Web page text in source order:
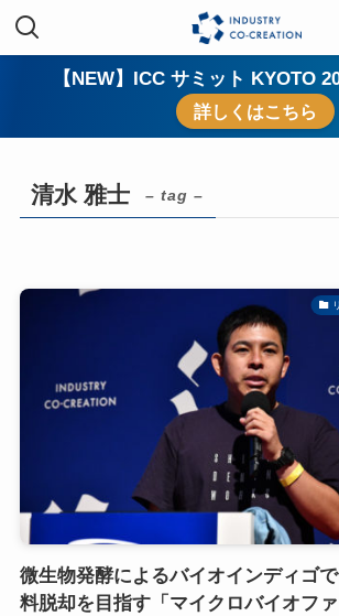
【NEW】ICC サミット KYOTO
詳しくはこちら
清水 雅士 – tag –
微生物発酵によるバイオインディゴ
料脱却を目指す「マイクロバイオファ